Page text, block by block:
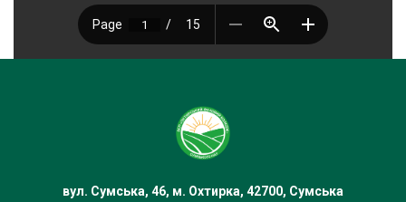
вул. Сумська, 46, м. Охтирка, 42700, Сумська